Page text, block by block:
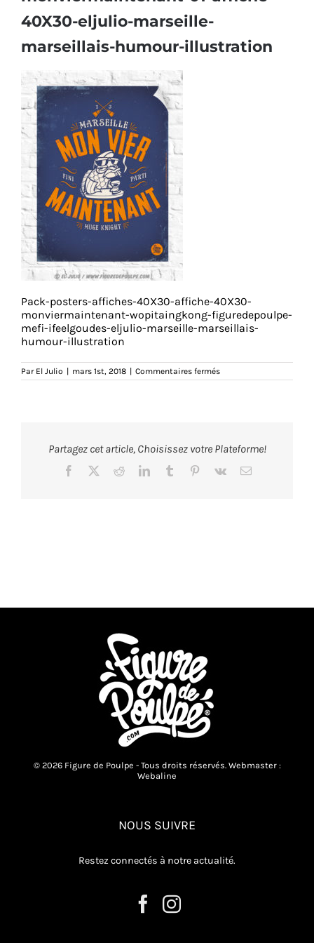
40X30-eljulio-marseille-
marseillais-humour-illustration
Pack-posters-affiches-40X30-affiche-40X30-
monviermaintenant-wopitaingkong-figuredepoulpe-
mefi-ifeelgoudes-eljulio-marseille-marseillais-
humour-illustration
Par El Julio mars 1st, 2018 Commentaires ferméssur
monviermaintenant-
humour-
Partagez cet article, Choisissez votre Plateforme!
Facebook RedditLinkedInTumblr Pinterest
Vk Email
© 2026 Figure de Poulpe - Tous droits réservés. Webmaster :
Webaline
NOUS SUIVRE
Restez connectés à notre actualité.